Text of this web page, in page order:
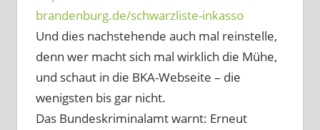
brandenburg.de/schwarzliste-inkasso
Und dies nachstehende auch mal reinstelle,
denn wer macht sich mal wirklich die Mühe,
und schaut in die BKA-Webseite – die
wenigsten bis gar nicht.
Das Bundeskriminalamt warnt: Erneut